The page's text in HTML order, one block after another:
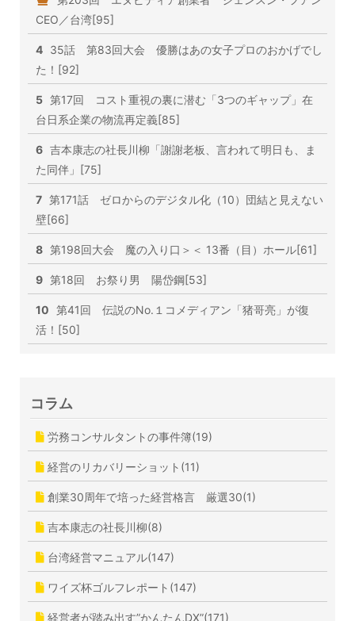
CEO／台湾[95]
4 35話 第83回大会 優勝はあの女子プロのおかげでし
た！[92]
5 第17回 コスト重視の裏に潜む「3つのギャップ」在
台日系企業の物流再定義[85]
6 吉本康志の社長川柳「謝謝老板、言われて明日も、ま
た同伴」[75]
7 第171話 ゼロからのデジタル化（10）団結と見えない
壁[66]
8 第198回大会 魔の入り口＞＜ 13番（目）ホール[61]
9 第18回 お祭り男 陽岱鋼[53]
10 第41回 伝説のNo.１コメディアン「猪哥亮」が復
活！[50]
コラム
労務コンサルタントの事件簿(19)
経営のリカバリーショット(11)
創業30周年で培った経営格言 厳選30(1)
吉本康志の社長川柳(8)
台湾経営マニュアル(147)
ワイズ杯ゴルフレポート(147)
経営者が踏み出す”かんたんDX”(171)